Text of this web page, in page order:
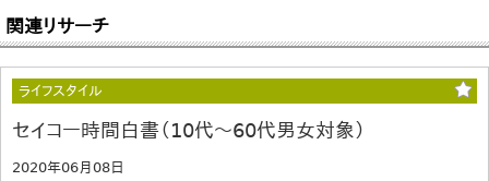
関連リサーチ
ライフスタイル
セイコー時間白書（10代～60代男女対象）
2020年06月08日